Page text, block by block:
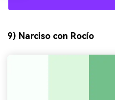
9) Narciso con Rocío